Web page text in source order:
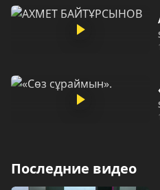
Последние видео